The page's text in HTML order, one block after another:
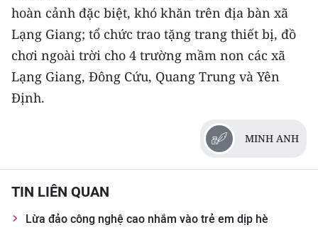
FRANÇAIS
РУССКИЙ
ESPAÑOL
hoàn cảnh đặc biệt, khó khăn trên địa bàn xã
Lạng Giang; tổ chức trao tặng trang thiết bị, đồ
chơi ngoài trời cho 4 trường mầm non các xã
Lạng Giang, Đông Cứu, Quang Trung và Yên
Định.
MINH ANH
TIN LIÊN QUAN
Lừa đảo công nghệ cao nhắm vào trẻ em dịp hè